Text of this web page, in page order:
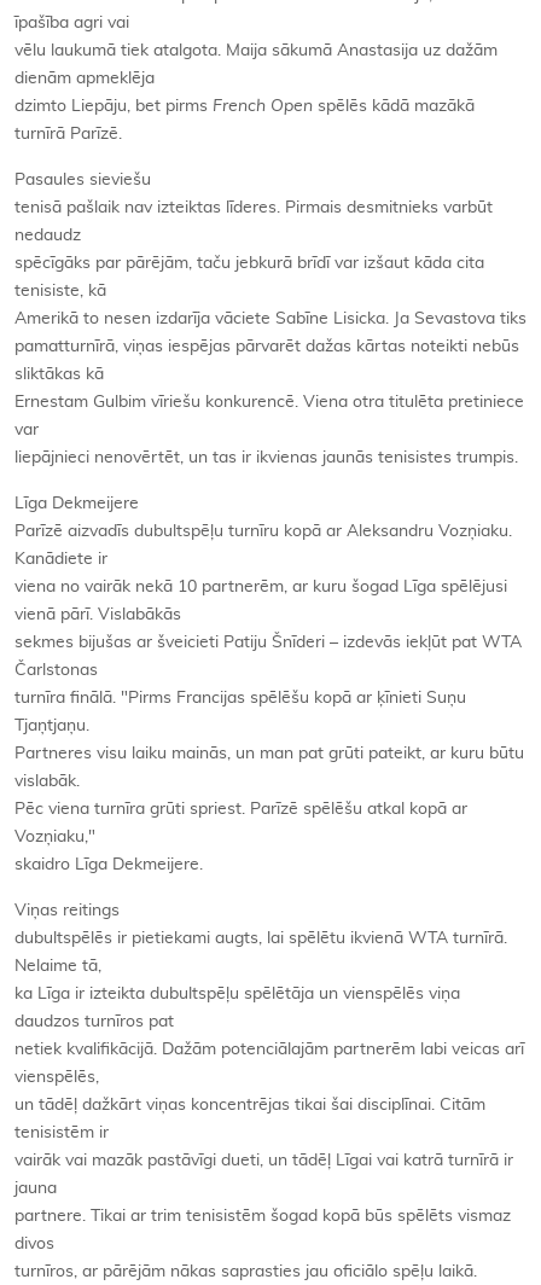
īpašība agri vai
vēlu laukumā tiek atalgota. Maija sākumā Anastasija uz dažām
dienām apmeklēja
dzimto Liepāju, bet pirms French Open spēlēs kādā mazākā
turnīrā Parīzē.
Pasaules sieviešu
tenisā pašlaik nav izteiktas līderes. Pirmais desmitnieks varbūt
nedaudz
spēcīgāks par pārējām, taču jebkurā brīdī var izšaut kāda cita
tenisiste, kā
Amerikā to nesen izdarīja vāciete Sabīne Lisicka. Ja Sevastova tiks
pamatturnīrā, viņas iespējas pārvarēt dažas kārtas noteikti nebūs
sliktākas kā
Ernestam Gulbim vīriešu konkurencē. Viena otra titulēta pretiniece
var
liepājnieci nenovērtēt, un tas ir ikvienas jaunās tenisistes trumpis.
Līga Dekmeijere
Parīzē aizvadīs dubultspēļu turnīru kopā ar Aleksandru Vozņiaku.
Kanādiete ir
viena no vairāk nekā 10 partnerēm, ar kuru šogad Līga spēlējusi
vienā pārī. Vislabākās
sekmes bijušas ar šveicieti Patiju Šnīderi – izdevās iekļūt pat WTA
Čarlstonas
turnīra finālā. "Pirms Francijas spēlēšu kopā ar ķīnieti Suņu
Tjaņtjaņu.
Partneres visu laiku mainās, un man pat grūti pateikt, ar kuru būtu
vislabāk.
Pēc viena turnīra grūti spriest. Parīzē spēlēšu atkal kopā ar
Vozņiaku,"
skaidro Līga Dekmeijere.
Viņas reitings
dubultspēlēs ir pietiekami augts, lai spēlētu ikvienā WTA turnīrā.
Nelaime tā,
ka Līga ir izteikta dubultspēļu spēlētāja un vienspēlēs viņa
daudzos turnīros pat
netiek kvalifikācijā. Dažām potenciālajām partnerēm labi veicas arī
vienspēlēs,
un tādēļ dažkārt viņas koncentrējas tikai šai disciplīnai. Citām
tenisistēm ir
vairāk vai mazāk pastāvīgi dueti, un tādēļ Līgai vai katrā turnīrā ir
jauna
partnere. Tikai ar trim tenisistēm šogad kopā būs spēlēts vismaz
divos
turnīros, ar pārējām nākas saprasties jau oficiālo spēļu laikā.